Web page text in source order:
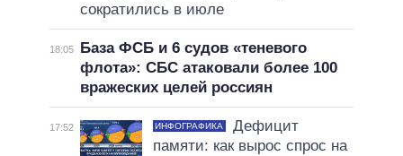
сократились в июле
18:05
База ФСБ и 6 судов «теневого
флота»: СБС атаковали более 100
вражеских целей россиян
17:52 ИНФОГРАФИКА
Дефицит
памяти: как вырос спрос на